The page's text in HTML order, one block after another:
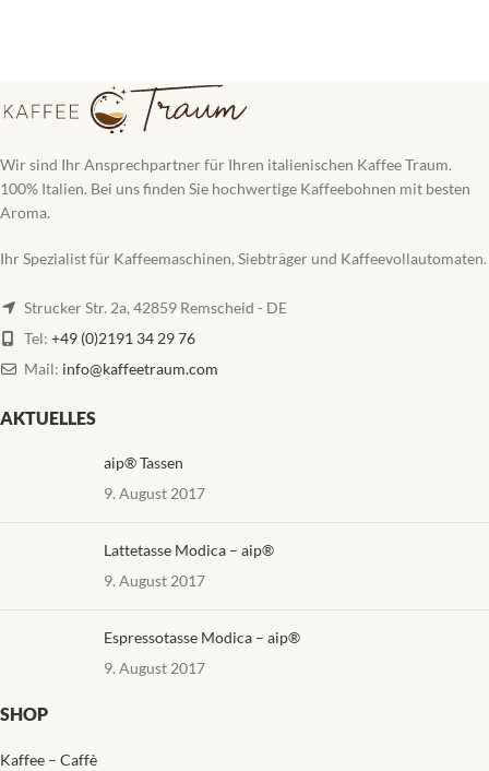
Wir sind Ihr Ansprechpartner für Ihren italienischen Kaffee Traum.
100% Italien. Bei uns finden Sie hochwertige Kaffeebohnen mit besten
Aroma.
Ihr Spezialist für Kaffeemaschinen, Siebträger und Kaffeevollautomaten.
Strucker Str. 2a, 42859 Remscheid - DE
Tel: +49 (0)2191 34 29 76
Mail: info@kaffeetraum.com
AKTUELLES
aip® Tassen
9. August 2017
Lattetasse Modica – aip®
9. August 2017
Espressotasse Modica – aip®
9. August 2017
SHOP
Kaffee – Caffè